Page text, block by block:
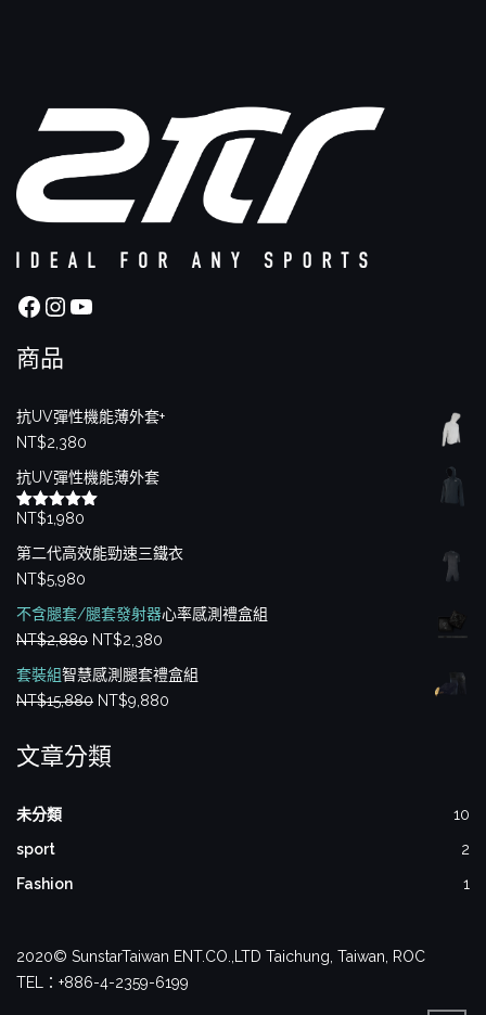
Facebook
Instagram
YouTube
商品
抗UV彈性機能薄外套+
NT$2,380
抗UV彈性機能薄外套
評分5.00
NT$1,980
第二代高效能勁速三鐵衣
NT$5,980
不含腿套/腿套發射器心率感測禮盒組
NT$2,880 原
始
價
NT$2,880。
NT$2,380
前
套裝組智慧感測腿套禮盒組
NT$15,880 原
價
NT$9,880
文章分類
未分類
10
sport
2
Fashion
1
2020© SunstarTaiwan ENT.CO.,LTD Taichung, Taiwan, ROC
TEL：+886-4-2359-6199